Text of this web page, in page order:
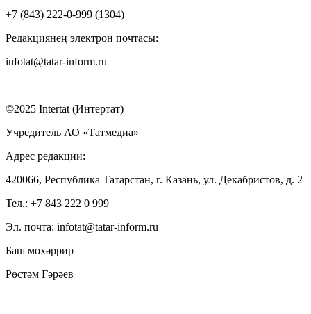
+7 (843) 222-0-999 (1304)
Редакциянең электрон почтасы:
infotat@tatar-inform.ru
©2025 Intertat (Интертат)
Учредитель АО «Татмедиа»
Адрес редакции:
420066, Республика Татарстан, г. Казань, ул. Декабристов, д. 2
Тел.: +7 843 222 0 999
Эл. почта: infotat@tatar-inform.ru
Баш мөхәррир
Рөстәм Гәрәев